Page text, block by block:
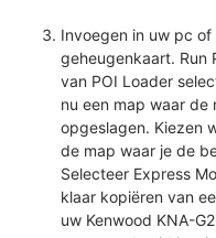
Invoegen in uw pc
geheugenkaart. Run
van POI Loader
nu een map waar de
opgeslagen. Kiezen
de map waar je de
Selecteer Express
klaar kopiëren van
uw Kenwood KNA-